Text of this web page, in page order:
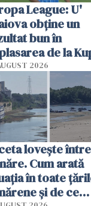
League: U'
obține un
bun în
de la
2026
lovește
Cum arată
în toate
și de ce